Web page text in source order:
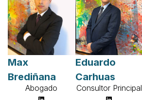
Max
Brediñana
Abogado
Eduardo
Carhuas
Consultor Principal